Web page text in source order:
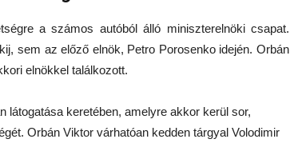
a számos autóból álló miniszterelnöki csapat.
sem az előző elnök, Petro Porosenko idején. Orbán
elnökkel találkozott.
látogatása keretében, amelyre akkor kerül sor,
Orbán Viktor várhatóan kedden tárgyal Volodimir